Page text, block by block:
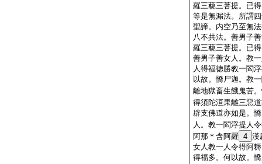
羅三藐三菩提。已
等是無漏法。所謂
聖諦。内空乃至無
八不共法。善男子
羅三藐三菩提。已
善男子善女人。教
人得福徳勝教一閻
以故。憍尸迦。教
離地獄畜生餓鬼苦
得須陀洹果離三惡
辟支佛道亦如是。
人。教一閻浮提人
阿那＊含阿羅 4 漢
女人教一人令得阿
得福多。何以故。